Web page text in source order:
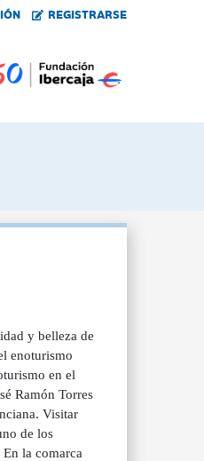
REGISTRARSE
y belleza de
enoturismo
en el
Ramón Torres
Visitar
de los
la comarca